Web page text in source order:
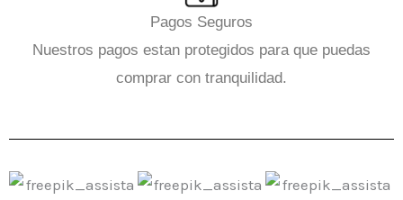
Pagos Seguros
Nuestros pagos estan protegidos para que puedas
comprar con tranquilidad.